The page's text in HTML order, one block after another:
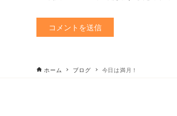
ホーム ブログ 今日は満月！